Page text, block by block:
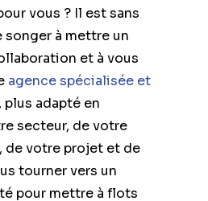
vous ? Il est sans
à mettre un
et à vous
agence spécialisée et
, plus adapté en
secteur, de votre
votre projet et de
tourner vers un
pour mettre à flots